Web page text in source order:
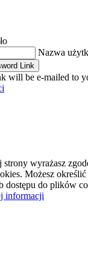
Nazwa
Link
will be e-mailed to
strony wyrażasz
Możesz
dostępu do plików
informacji